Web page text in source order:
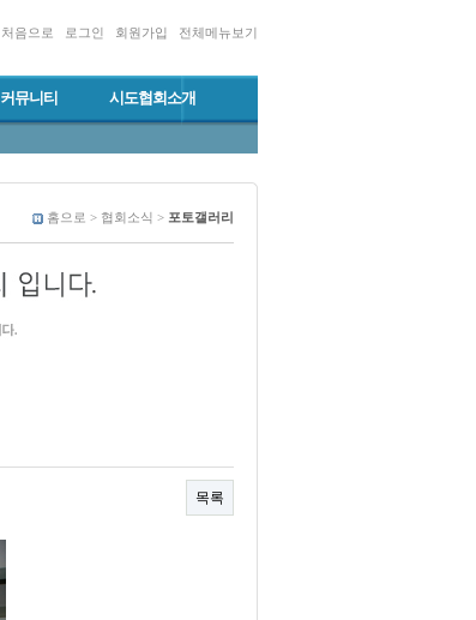
처음으로 로그인 회원가입 전체메뉴보기
커뮤니티 시도협회소개
홈으로 > 협회소식 > 포토갤러리
목록